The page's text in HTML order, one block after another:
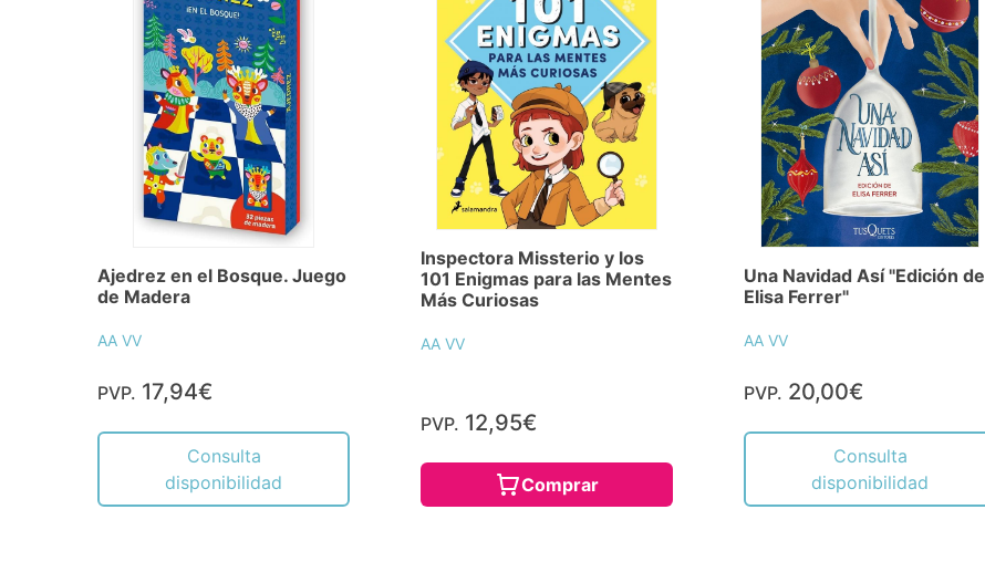
Ajedrez en el Bosque. Juego
de Madera
AA VV
PVP. 17,94€
Consulta
disponibilidad
Inspectora Missterio y los
101 Enigmas para las Mentes
Más Curiosas
AA VV
PVP. 12,95€
Comprar
Una Navidad Así "Edición de
Elisa Ferrer"
AA VV
PVP. 20,00€
Consulta
disponibilidad